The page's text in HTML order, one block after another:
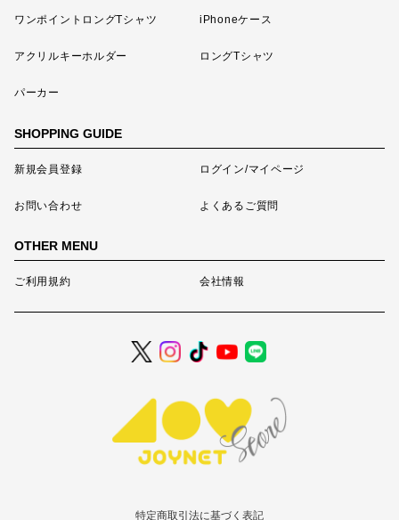
ワンポイントロングTシャツ iPhoneケース
アクリルキーホルダー ロングTシャツ
パーカー
SHOPPING GUIDE
新規会員登録 ログイン/マイページ
お問い合わせ よくあるご質問
OTHER MENU
ご利用規約 会社情報
特定商取引法に基づく表記